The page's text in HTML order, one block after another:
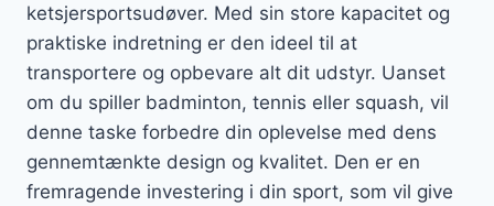
ketsjersportsudøver. Med sin store kapacitet og
praktiske indretning er den ideel til at
transportere og opbevare alt dit udstyr. Uanset
om du spiller badminton, tennis eller squash, vil
denne taske forbedre din oplevelse med dens
gennemtænkte design og kvalitet. Den er en
fremragende investering i din sport, som vil give